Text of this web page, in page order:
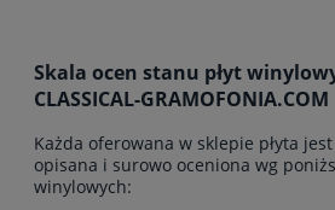
Skala ocen stanu płyt
CLASSICAL-GRAMOFONIA.COM
Każda oferowana w sklepie płyta
opisana i surowo oceniona wg
winylowych: